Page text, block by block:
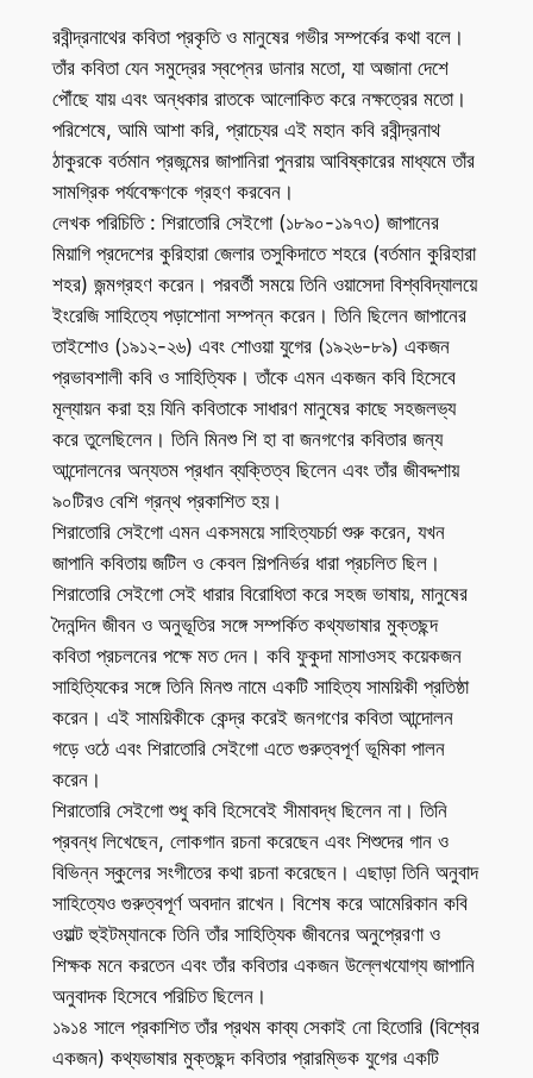
রবীন্দ্রনাথের কবিতা প্রকৃতি ও মানুষের গভীর সম্পর্কের কথা বলে।
তাঁর কবিতা যেন সমুদ্রের স্বপ্নের ডানার মতো, যা অজানা দেশে
পৌঁছে যায় এবং অন্ধকার রাতকে আলোকিত করে নক্ষত্রের মতো।
পরিশেষে, আমি আশা করি, প্রাচ্যের এই মহান কবি রবীন্দ্রনাথ
ঠাকুরকে বর্তমান প্রজন্মের জাপানিরা পুনরায় আবিষ্কারের মাধ্যমে তাঁর
সামগ্রিক পর্যবেক্ষণকে গ্রহণ করবেন।
লেখক পরিচিতি : শিরাতোরি সেইগো (১৮৯০-১৯৭৩) জাপানের
মিয়াগি প্রদেশের কুরিহারা জেলার তসুকিদাতে শহরে (বর্তমান কুরিহারা
শহর) জন্মগ্রহণ করেন। পরবর্তী সময়ে তিনি ওয়াসেদা বিশ্ববিদ্যালয়ে
ইংরেজি সাহিত্যে পড়াশোনা সম্পন্ন করেন। তিনি ছিলেন জাপানের
তাইশোও (১৯১২-২৬) এবং শোওয়া যুগের (১৯২৬-৮৯) একজন
প্রভাবশালী কবি ও সাহিত্যিক। তাঁকে এমন একজন কবি হিসেবে
মূল্যায়ন করা হয় যিনি কবিতাকে সাধারণ মানুষের কাছে সহজলভ্য
করে তুলেছিলেন। তিনি মিনশু শি হা বা জনগণের কবিতার জন্য
আন্দোলনের অন্যতম প্রধান ব্যক্তিত্ব ছিলেন এবং তাঁর জীবদ্দশায়
৯০টিরও বেশি গ্রন্থ প্রকাশিত হয়।
শিরাতোরি সেইগো এমন একসময়ে সাহিত্যচর্চা শুরু করেন, যখন
জাপানি কবিতায় জটিল ও কেবল শিল্পনির্ভর ধারা প্রচলিত ছিল।
শিরাতোরি সেইগো সেই ধারার বিরোধিতা করে সহজ ভাষায়, মানুষের
দৈনন্দিন জীবন ও অনুভূতির সঙ্গে সম্পর্কিত কথ্যভাষার মুক্তছন্দ
কবিতা প্রচলনের পক্ষে মত দেন। কবি ফুকুদা মাসাওসহ কয়েকজন
সাহিত্যিকের সঙ্গে তিনি মিনশু নামে একটি সাহিত্য সাময়িকী প্রতিষ্ঠা
করেন। এই সাময়িকীকে কেন্দ্র করেই জনগণের কবিতা আন্দোলন
গড়ে ওঠে এবং শিরাতোরি সেইগো এতে গুরুত্বপূর্ণ ভূমিকা পালন
করেন।
শিরাতোরি সেইগো শুধু কবি হিসেবেই সীমাবদ্ধ ছিলেন না। তিনি
প্রবন্ধ লিখেছেন, লোকগান রচনা করেছেন এবং শিশুদের গান ও
বিভিন্ন স্কুলের সংগীতের কথা রচনা করেছেন। এছাড়া তিনি অনুবাদ
সাহিত্যেও গুরুত্বপূর্ণ অবদান রাখেন। বিশেষ করে আমেরিকান কবি
ওয়াল্ট হুইটম্যানকে তিনি তাঁর সাহিত্যিক জীবনের অনুপ্রেরণা ও
শিক্ষক মনে করতেন এবং তাঁর কবিতার একজন উল্লেখযোগ্য জাপানি
অনুবাদক হিসেবে পরিচিত ছিলেন।
১৯১৪ সালে প্রকাশিত তাঁর প্রথম কাব্য সেকাই নো হিতোরি (বিশ্বের
একজন) কথ্যভাষার মুক্তছন্দ কবিতার প্রারম্ভিক যুগের একটি